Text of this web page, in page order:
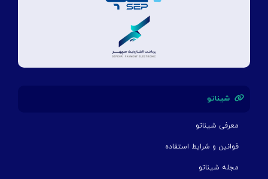
شیناتو
معرفی شیناتو
قوانین و شرایط استفاده
مجله شیناتو